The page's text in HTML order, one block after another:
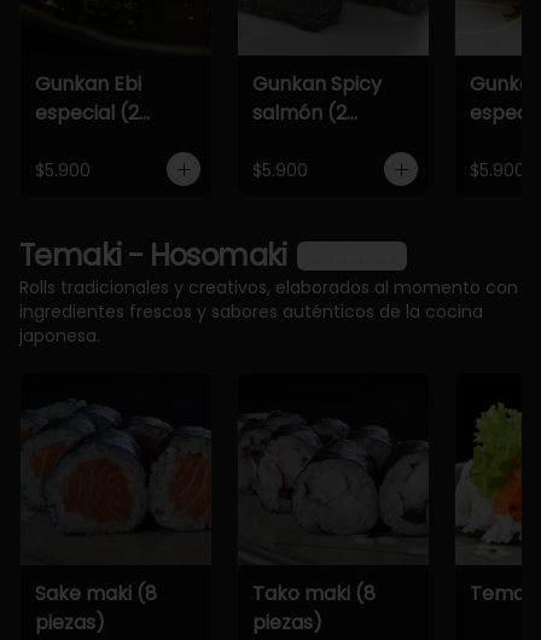
Gunkan Ebi
especial (2
$5.900
Gunkan Spicy
salmón (2
$5.900 $5.900
Temaki - Hosomaki
Rolls tradicionales y creativos, elaborados al momento con
ingredientes frescos y sabores auténticos de la cocina
japonesa.
Sake maki (8
piezas)
Tako maki (8
piezas)